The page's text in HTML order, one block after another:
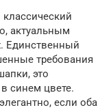
актуальным
Единственный
требования
это
синем цвете.
если оба